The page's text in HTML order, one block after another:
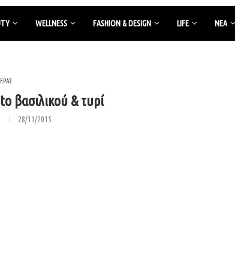
WELLNESS FASHION & DESIGN LIFE ΝΈΑ
βασιλικού & τυρί
28/11/2015